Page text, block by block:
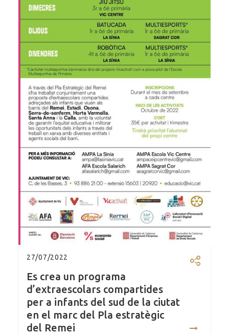
27/07/2022
Es crea un programa
d’extraescolars compartides
per a infants del sud de la ciutat
en el marc del Pla estratègic
del Remei